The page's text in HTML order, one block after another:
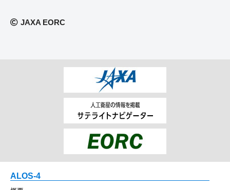
JAXA EORC
ALOS-4